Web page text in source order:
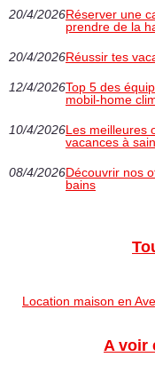
20/4/2026Réserver une
prendre de la
20/4/2026Réussir tes
12/4/2026Top 5 des
mobil-home
10/4/2026Les meilleures
vacances à
08/4/2026Découvrir nos
bains
Location maison en
A voir